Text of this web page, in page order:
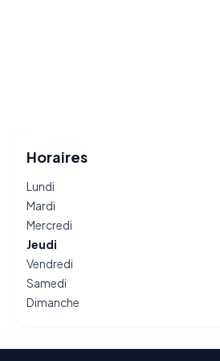
Horaires
Lundi
Mardi
Mercredi
Jeudi
Vendredi
Samedi
Dimanche